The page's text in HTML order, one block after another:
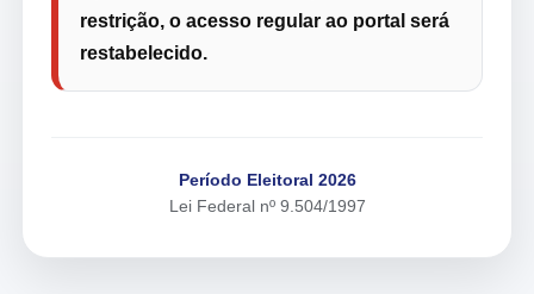
restrição, o acesso regular ao portal será
restabelecido.
Período Eleitoral 2026
Lei Federal nº 9.504/1997